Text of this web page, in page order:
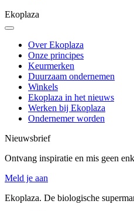
Ekoplaza
Over Ekoplaza
Onze principes
Keurmerken
Duurzaam ondernemen
Winkels
Ekoplaza in het nieuws
Werken bij Ekoplaza
Ondernemer worden
Nieuwsbrief
Ontvang inspiratie en mis geen
Meld je aan
Ekoplaza. De biologische